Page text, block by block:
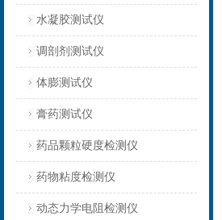
水凝胶测试仪
调剖剂测试仪
体膨测试仪
膏药测试仪
药品颗粒硬度检测仪
药物粘度检测仪
动态力学电阻检测仪